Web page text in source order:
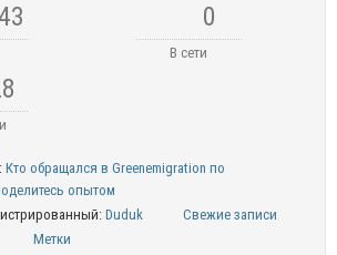
0
В сети
Кто обращался в Greenemigration по
опытом
Duduk
Свежие записи
Метки